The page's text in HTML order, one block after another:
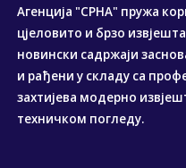
Агенција "СРНА" пружа
цјеловито и брзо
новински садржаји
и рађени у складу са
захтијева модерно
техничком погледу.